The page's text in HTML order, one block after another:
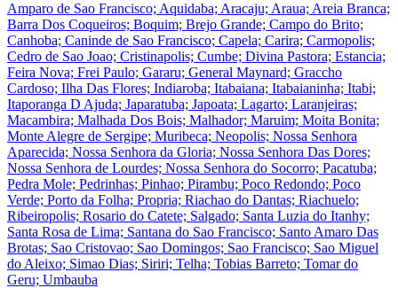
Amparo de Sao Francisco; Aquidaba; Aracaju; Araua; Areia Branca;
Barra Dos Coqueiros; Boquim; Brejo Grande; Campo do Brito;
Canhoba; Caninde de Sao Francisco; Capela; Carira; Carmopolis;
Cedro de Sao Joao; Cristinapolis; Cumbe; Divina Pastora; Estancia;
Feira Nova; Frei Paulo; Gararu; General Maynard; Graccho
Cardoso; Ilha Das Flores; Indiaroba; Itabaiana; Itabaianinha; Itabi;
Itaporanga D Ajuda; Japaratuba; Japoata; Lagarto; Laranjeiras;
Macambira; Malhada Dos Bois; Malhador; Maruim; Moita Bonita;
Monte Alegre de Sergipe; Muribeca; Neopolis; Nossa Senhora
Aparecida; Nossa Senhora da Gloria; Nossa Senhora Das Dores;
Nossa Senhora de Lourdes; Nossa Senhora do Socorro; Pacatuba;
Pedra Mole; Pedrinhas; Pinhao; Pirambu; Poco Redondo; Poco
Verde; Porto da Folha; Propria; Riachao do Dantas; Riachuelo;
Ribeiropolis; Rosario do Catete; Salgado; Santa Luzia do Itanhy;
Santa Rosa de Lima; Santana do Sao Francisco; Santo Amaro Das
Brotas; Sao Cristovao; Sao Domingos; Sao Francisco; Sao Miguel
do Aleixo; Simao Dias; Siriri; Telha; Tobias Barreto; Tomar do
Geru; Umbauba